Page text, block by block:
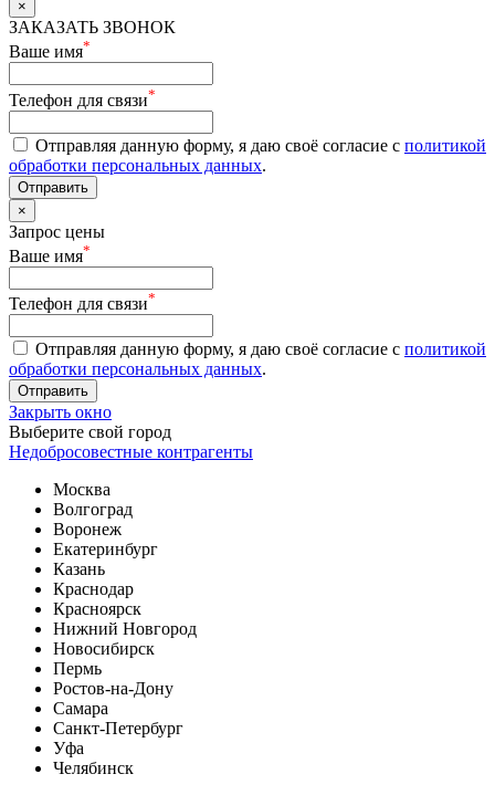
×
ЗАКАЗАТЬ ЗВОНОК
Ваше имя*
Телефон для связи*
Отправляя данную форму, я даю своё согласие с политикой
обработки персональных данных.
Отправить
×
Запрос цены
Ваше имя*
Телефон для связи*
Отправляя данную форму, я даю своё согласие с политикой
обработки персональных данных.
Отправить
Закрыть окно
Выберите свой город
Недобросовестные контрагенты
Москва
Волгоград
Воронеж
Екатеринбург
Казань
Краснодар
Красноярск
Нижний Новгород
Новосибирск
Пермь
Ростов-на-Дону
Самара
Санкт-Петербург
Уфа
Челябинск